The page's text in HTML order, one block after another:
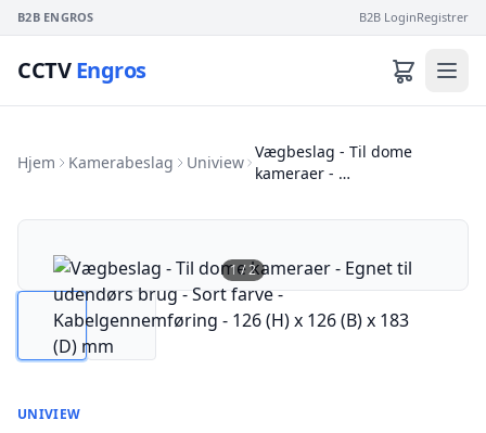
B2B ENGROS B2B LoginRegistrer
CCTVEngros
Hjem Kamerabeslag Uniview
Vægbeslag - Til dome
kameraer - …
1/2
UNIVIEW